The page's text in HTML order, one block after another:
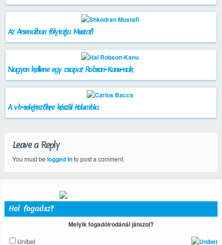
Az Arsenalban folytatja Mustafi
Nagyon kellene egy csapat Robson-Kanu-nak
A vb-selejtezőkre készül Kolumbia
Leave a Reply
You must be logged into post a comment.
Hol fogadsz?
Melyik fogadóirodánál játszol?
Unibet